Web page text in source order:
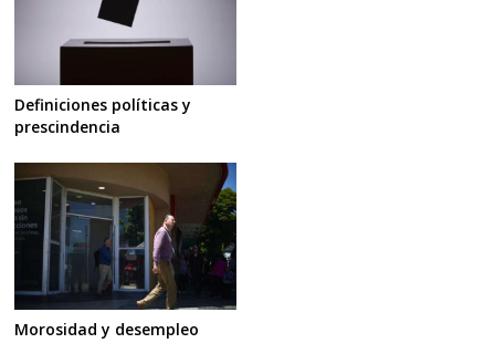
Definiciones políticas y
prescindencia
Morosidad y desempleo